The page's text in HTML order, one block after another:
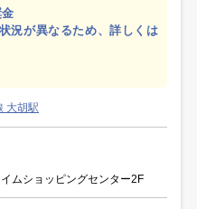
況が異なるため、詳しくは
大胡駅
ムショッピングセンター2F